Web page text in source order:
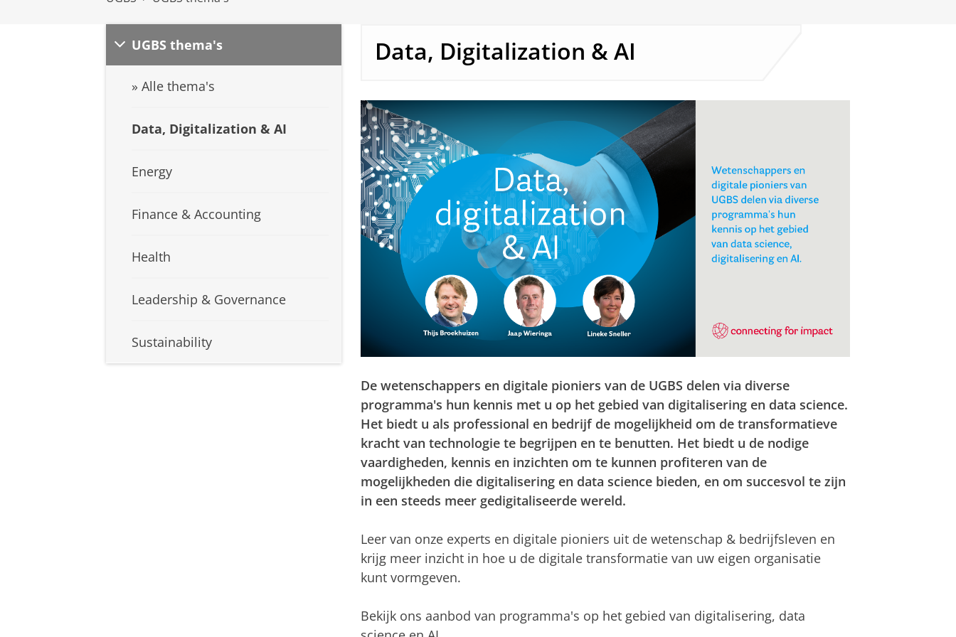
UGBS thema's
» Alle thema's
Data, Digitalization & AI
Energy
Finance & Accounting
Health
Leadership & Governance
Sustainability
Data, Digitalization & AI
De wetenschappers en digitale pioniers van de UGBS delen via diverse
programma's hun kennis met u op het gebied van digitalisering en data science.
Het biedt u als professional en bedrijf de mogelijkheid om de transformatieve
kracht van technologie te begrijpen en te benutten. Het biedt u de nodige
vaardigheden, kennis en inzichten om te kunnen profiteren van de
mogelijkheden die digitalisering en data science bieden, en om succesvol te zijn
in een steeds meer gedigitaliseerde wereld.
Leer van onze experts en digitale pioniers uit de wetenschap & bedrijfsleven en
krijg meer inzicht in hoe u de digitale transformatie van uw eigen organisatie
kunt vormgeven.
Bekijk ons aanbod van programma's op het gebied van digitalisering, data